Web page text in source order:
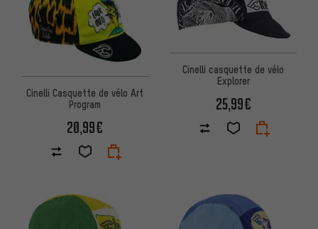
Cinelli Casquette de vélo Art
Program
20,99€
Cinelli casquette de vélo
Explorer
25,99€